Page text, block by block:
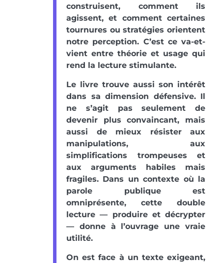
construisent, comment ils
agissent, et comment certaines
tournures ou stratégies orientent
notre perception. C’est ce va-et-
vient entre théorie et usage qui
rend la lecture stimulante.
Le livre trouve aussi son intérêt
dans sa dimension défensive. Il
ne s’agit pas seulement de
devenir plus convaincant, mais
aussi de mieux résister aux
manipulations, aux
simplifications trompeuses et
aux arguments habiles mais
fragiles. Dans un contexte où la
parole publique est
omniprésente, cette double
lecture — produire et décrypter
— donne à l’ouvrage une vraie
utilité.
On est face à un texte exigeant,